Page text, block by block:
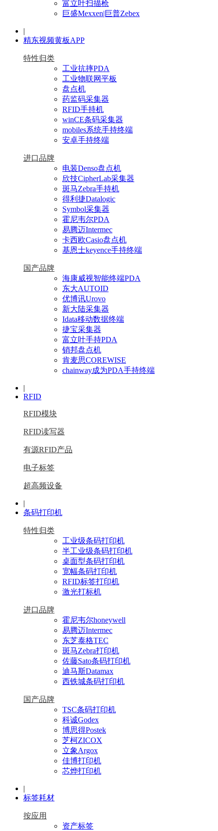
富立叶扫描枪
巨盛Mexxen|巨普Zebex
|
精东视频黄板APP
特性归类
工业抗摔PDA
工业物联网平板
盘点机
药监码采集器
RFID手持机
winCE条码采集器
mobiles系统手持终端
安卓手持终端
进口品牌
电装Denso盘点机
欣技CipherLab采集器
斑马Zebra手持机
得利捷Datalogic
Symbol采集器
霍尼韦尔PDA
易腾迈Intermec
卡西欧Casio盘点机
基恩士keyence手持终端
国产品牌
海康威视智能终端PDA
东大AUTOID
优博讯Urovo
新大陆采集器
Idata移动数据终端
捷宝采集器
富立叶手持PDA
销邦盘点机
肯麦思COREWISE
chainway成为PDA手持终端
|
RFID
RFID模块
RFID读写器
有源RFID产品
电子标签
超高频设备
|
条码打印机
特性归类
工业级条码打印机
半工业级条码打印机
桌面型条码打印机
宽幅条码打印机
RFID标签打印机
激光打标机
进口品牌
霍尼韦尔honeywell
易腾迈Intermec
东芝泰格TEC
斑马Zebra打印机
佐藤Sato条码打印机
迪马斯Datamax
西铁城条码打印机
国产品牌
TSC条码打印机
科诚Godex
博思得Postek
芝柯ZICOX
立象Argox
佳博打印机
芯烨打印机
|
标签耗材
按应用
资产标签